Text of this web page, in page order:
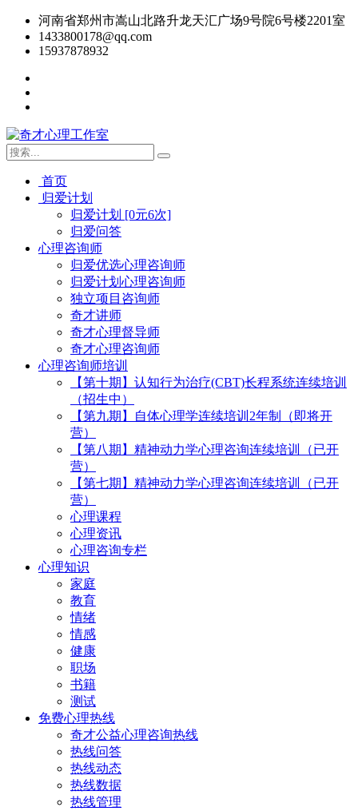
河南省郑州市嵩山北路升龙天汇广场9号院6号楼2201室
1433800178@qq.com
15937878932
首页
归爱计划
归爱计划 [0元6次]
归爱问答
心理咨询师
归爱优选心理咨询师
归爱计划心理咨询师
独立项目咨询师
奇才讲师
奇才心理督导师
奇才心理咨询师
心理咨询师培训
【第十期】认知行为治疗(CBT)长程系统连续培训
（招生中）
【第九期】自体心理学连续培训2年制（即将开
营）
【第八期】精神动力学心理咨询连续培训（已开
营）
【第七期】精神动力学心理咨询连续培训（已开
营）
心理课程
心理资讯
心理咨询专栏
心理知识
家庭
教育
情绪
情感
健康
职场
书籍
测试
免费心理热线
奇才公益心理咨询热线
热线问答
热线动态
热线数据
热线管理